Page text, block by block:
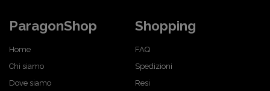
ParagonShop
Home
Chi siamo
Dove siamo
Shopping
FAQ
Spedizioni
Resi